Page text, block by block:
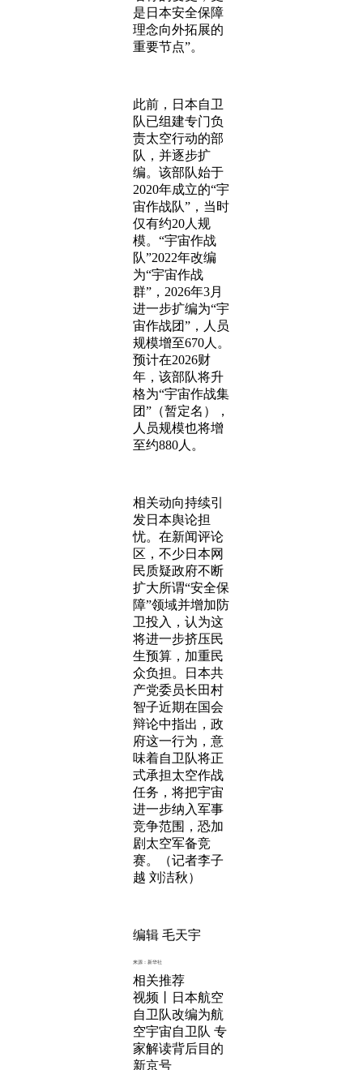
是日本安全保障
理念向外拓展的
重要节点”。
此前，日本自卫
队已组建专门负
责太空行动的部
队，并逐步扩
编。该部队始于
2020年成立的“宇
宙作战队”，当时
仅有约20人规
模。“宇宙作战
队”2022年改编
为“宇宙作战
群”，2026年3月
进一步扩编为“宇
宙作战团”，人员
规模增至670人。
预计在2026财
年，该部队将升
格为“宇宙作战集
团”（暂定名），
人员规模也将增
至约880人。
相关动向持续引
发日本舆论担
忧。在新闻评论
区，不少日本网
民质疑政府不断
扩大所谓“安全保
障”领域并增加防
卫投入，认为这
将进一步挤压民
生预算，加重民
众负担。日本共
产党委员长田村
智子近期在国会
辩论中指出，政
府这一行为，意
味着自卫队将正
式承担太空作战
任务，将把宇宙
进一步纳入军事
竞争范围，恐加
剧太空军备竞
赛。（记者李子
越 刘洁秋）
编辑 毛天宇
来源：新华社
相关推荐
视频丨日本航空
自卫队改编为航
空宇宙自卫队 专
家解读背后目的
新京号